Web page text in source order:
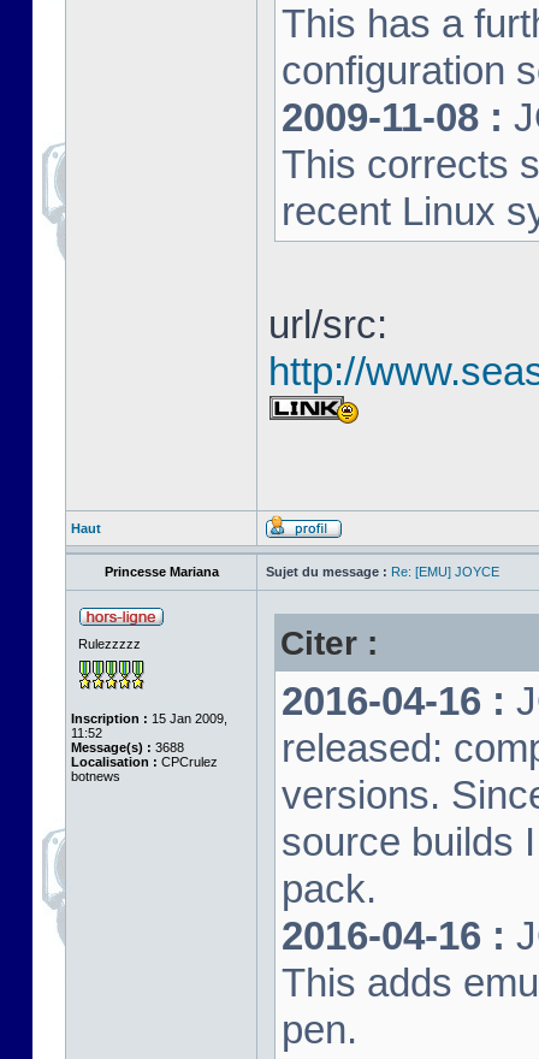
This has a
configuration
2009-11-08 :
This corrects
recent Linux
url/src:
http://
Haut
Princesse Mariana Sujet du message : Re: [EMU] JOYCE
Rulezzzzz
Inscription : 15 Jan 2009,
11:52
Message(s) : 3688
Localisation : CPCrulez
botnews
Citer :
2016-04-16 :
released:
versions.
source builds
pack.
2016-04-16 :
This adds
pen.